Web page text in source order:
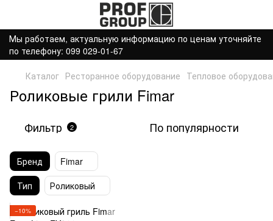
Мы работаем, актуальную информацию по ценам уточняйте
по телефону: 099 029-01-67
Каталог Ресторанное оборудование Тепловое
Роликовые грили Fimar
Фильтр 2 По популярности
Бренд
Fimar
Тип
Роликовый
−10%